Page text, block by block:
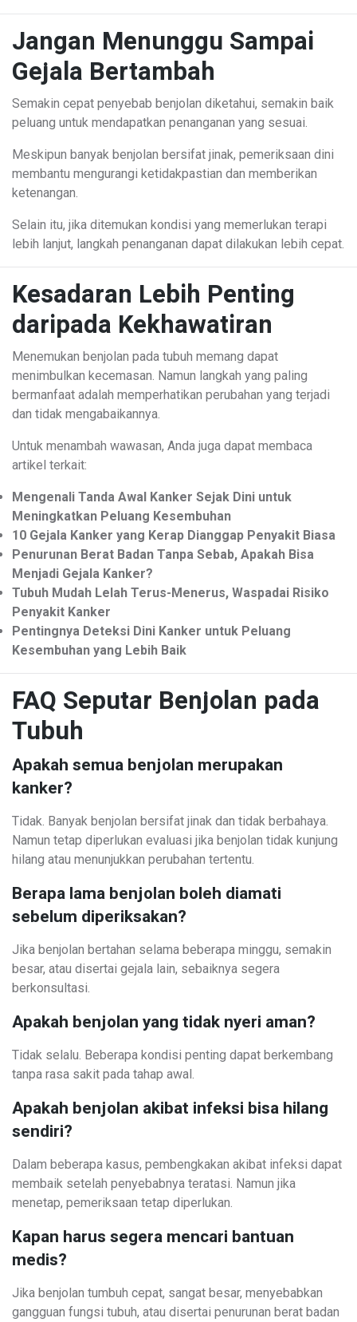
Jangan Menunggu Sampai
Gejala Bertambah
Semakin cepat penyebab benjolan diketahui, semakin baik
peluang untuk mendapatkan penanganan yang sesuai.
Meskipun banyak benjolan bersifat jinak, pemeriksaan dini
membantu mengurangi ketidakpastian dan memberikan
ketenangan.
Selain itu, jika ditemukan kondisi yang memerlukan terapi
lebih lanjut, langkah penanganan dapat dilakukan lebih cepat.
Kesadaran Lebih Penting
daripada Kekhawatiran
Menemukan benjolan pada tubuh memang dapat
menimbulkan kecemasan. Namun langkah yang paling
bermanfaat adalah memperhatikan perubahan yang terjadi
dan tidak mengabaikannya.
Untuk menambah wawasan, Anda juga dapat membaca
artikel terkait:
Mengenali Tanda Awal Kanker Sejak Dini untuk
Meningkatkan Peluang Kesembuhan
10 Gejala Kanker yang Kerap Dianggap Penyakit Biasa
Penurunan Berat Badan Tanpa Sebab, Apakah Bisa
Menjadi Gejala Kanker?
Tubuh Mudah Lelah Terus-Menerus, Waspadai Risiko
Penyakit Kanker
Pentingnya Deteksi Dini Kanker untuk Peluang
Kesembuhan yang Lebih Baik
FAQ Seputar Benjolan pada
Tubuh
Apakah semua benjolan merupakan
kanker?
Tidak. Banyak benjolan bersifat jinak dan tidak berbahaya.
Namun tetap diperlukan evaluasi jika benjolan tidak kunjung
hilang atau menunjukkan perubahan tertentu.
Berapa lama benjolan boleh diamati
sebelum diperiksakan?
Jika benjolan bertahan selama beberapa minggu, semakin
besar, atau disertai gejala lain, sebaiknya segera
berkonsultasi.
Apakah benjolan yang tidak nyeri aman?
Tidak selalu. Beberapa kondisi penting dapat berkembang
tanpa rasa sakit pada tahap awal.
Apakah benjolan akibat infeksi bisa hilang
sendiri?
Dalam beberapa kasus, pembengkakan akibat infeksi dapat
membaik setelah penyebabnya teratasi. Namun jika
menetap, pemeriksaan tetap diperlukan.
Kapan harus segera mencari bantuan
medis?
Jika benjolan tumbuh cepat, sangat besar, menyebabkan
gangguan fungsi tubuh, atau disertai penurunan berat badan